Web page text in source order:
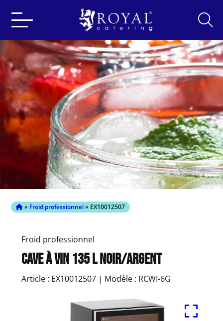
for:
» Froid professionnel» EX10012507
Froid professionnel
Cave à vin 135 l noir/argent
Article : EX10012507 | Modèle : RCWI-6G